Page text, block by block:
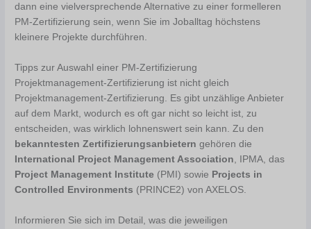
dann eine vielversprechende Alternative zu einer formelleren
PM-Zertifizierung sein, wenn Sie im Joballtag höchstens
kleinere Projekte durchführen.
Tipps zur Auswahl einer PM-Zertifizierung
Projektmanagement-Zertifizierung ist nicht gleich
Projektmanagement-Zertifizierung. Es gibt unzählige Anbieter
auf dem Markt, wodurch es oft gar nicht so leicht ist, zu
entscheiden, was wirklich lohnenswert sein kann. Zu den
bekanntesten Zertifizierungsanbietern gehören die
International Project Management Association , IPMA, das
Project Management Institute (PMI) sowie Projects in
Controlled Environments (PRINCE2) von AXELOS.
Informieren Sie sich im Detail, was die jeweiligen